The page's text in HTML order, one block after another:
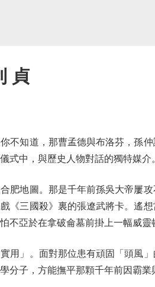
貞
知道，那曹孟德與布洛芬，孫仲
式中，與歷史人物對話的獨特媒介
地圖。那是千年前孫吳大帝屢攻
《三國殺》裏的張遼武將卡。遙
不亞於在拿破侖墓前掛上一幅威靈
」。面對那位患有頑固「頭風」
分子，方能撫平那顆千年前因霸業